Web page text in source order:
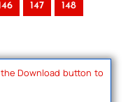
147 148
Download button to